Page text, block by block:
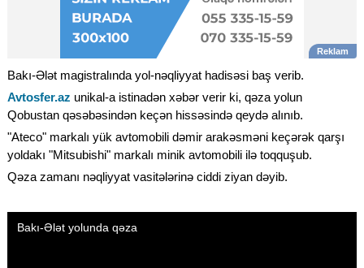
Bakı-Ələt magistralında yol-nəqliyyat hadisəsi baş verib.
Avtosfer.az unikal-a istinadən xəbər verir ki, qəza yolun
Qobustan qəsəbəsindən keçən hissəsində qeydə alınıb.
"Ateco" markalı yük avtomobili dəmir arakəsməni keçərək qarşı
yoldakı "Mitsubishi" markalı minik avtomobili ilə toqquşub.
Qəza zamanı nəqliyyat vasitələrinə ciddi ziyan dəyib.